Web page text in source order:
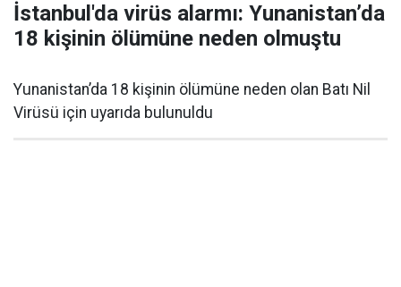
İstanbul'da virüs alarmı: Yunanistan’da
18 kişinin ölümüne neden olmuştu
Yunanistan’da 18 kişinin ölümüne neden olan Batı Nil
Virüsü için uyarıda bulunuldu